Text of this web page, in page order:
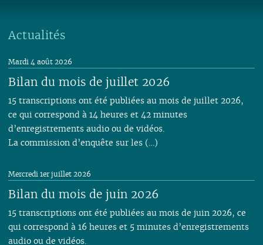
Actualités
Bilan du mois de juillet 2026
Mardi 4 août 2026
15 transcriptions ont été publiées au mois de juillet 2026,
ce qui correspond à 14 heures et 42 minutes
d’enregistrements audio ou de vidéos.
La commission d’enquête sur les (…)
Bilan du mois de juin 2026
Mercredi 1er juillet 2026
15 transcriptions ont été publiées au mois de juin 2026, ce
qui correspond à 16 heures et 5 minutes d’enregistrements
audio ou de vidéos.